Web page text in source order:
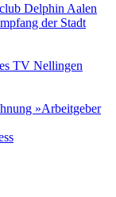
Delphin Aalen
der Stadt
TV Nellingen
»Arbeitgeber